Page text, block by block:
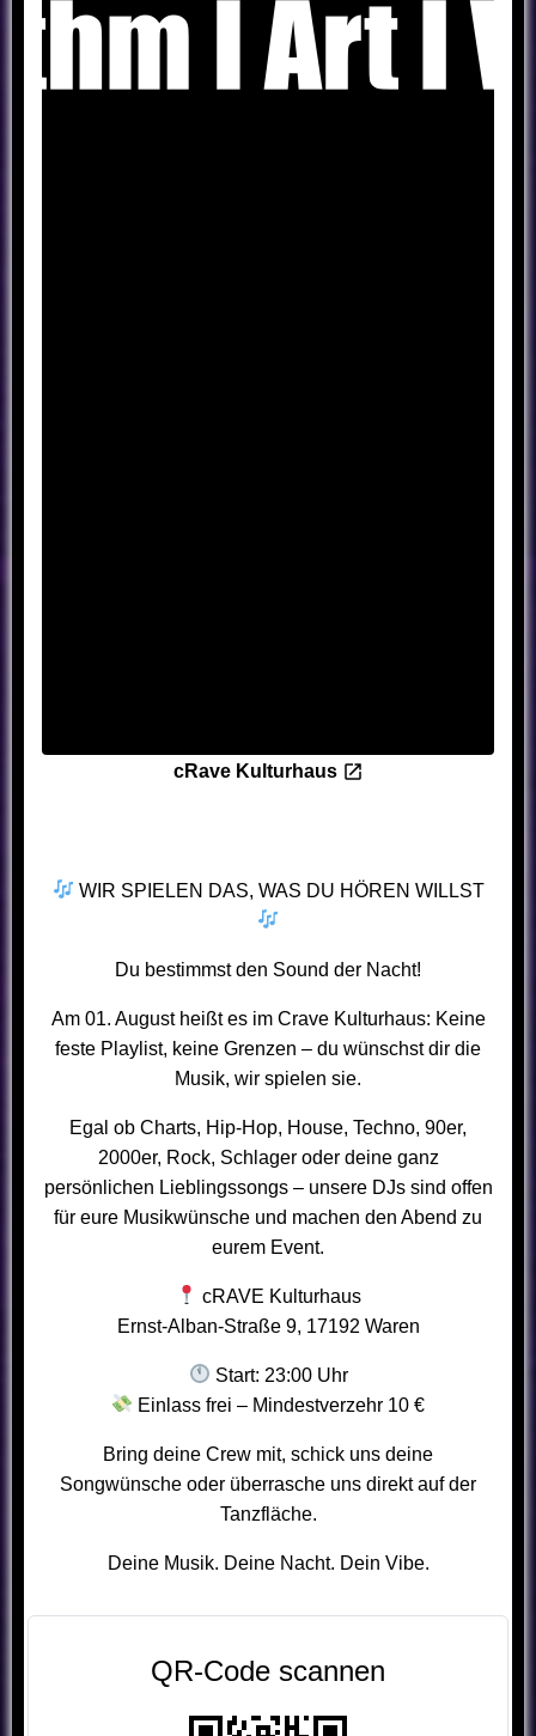
cRave Kulturhaus
WIR SPIELEN DAS, WAS DU HÖREN WILLST
Du bestimmst den Sound der Nacht!
Am 01. August heißt es im Crave Kulturhaus: Keine
feste Playlist, keine Grenzen – du wünschst dir die
Musik, wir spielen sie.
Egal ob Charts, Hip-Hop, House, Techno, 90er,
2000er, Rock, Schlager oder deine ganz
persönlichen Lieblingssongs – unsere DJs sind offen
für eure Musikwünsche und machen den Abend zu
eurem Event.
cRAVE Kulturhaus
Ernst-Alban-Straße 9, 17192 Waren
Start: 23:00 Uhr
Einlass frei – Mindestverzehr 10 €
Bring deine Crew mit, schick uns deine
Songwünsche oder überrasche uns direkt auf der
Tanzfläche.
Deine Musik. Deine Nacht. Dein Vibe.
QR-Code scannen